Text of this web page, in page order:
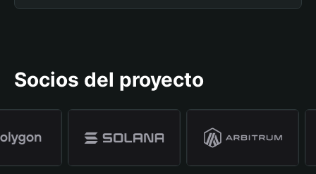
Socios del proyecto